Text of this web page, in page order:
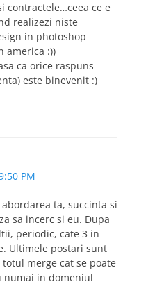
contractele…ceea ce e
realizezi niste
in photoshop
america :))
ca orice raspuns
este binevenit :)
PM
ta, succinta si
sa incerc si eu. Dupa
periodic, cate 3 in
Ultimele postari sunt
merge cat se poate
numai in domeniul